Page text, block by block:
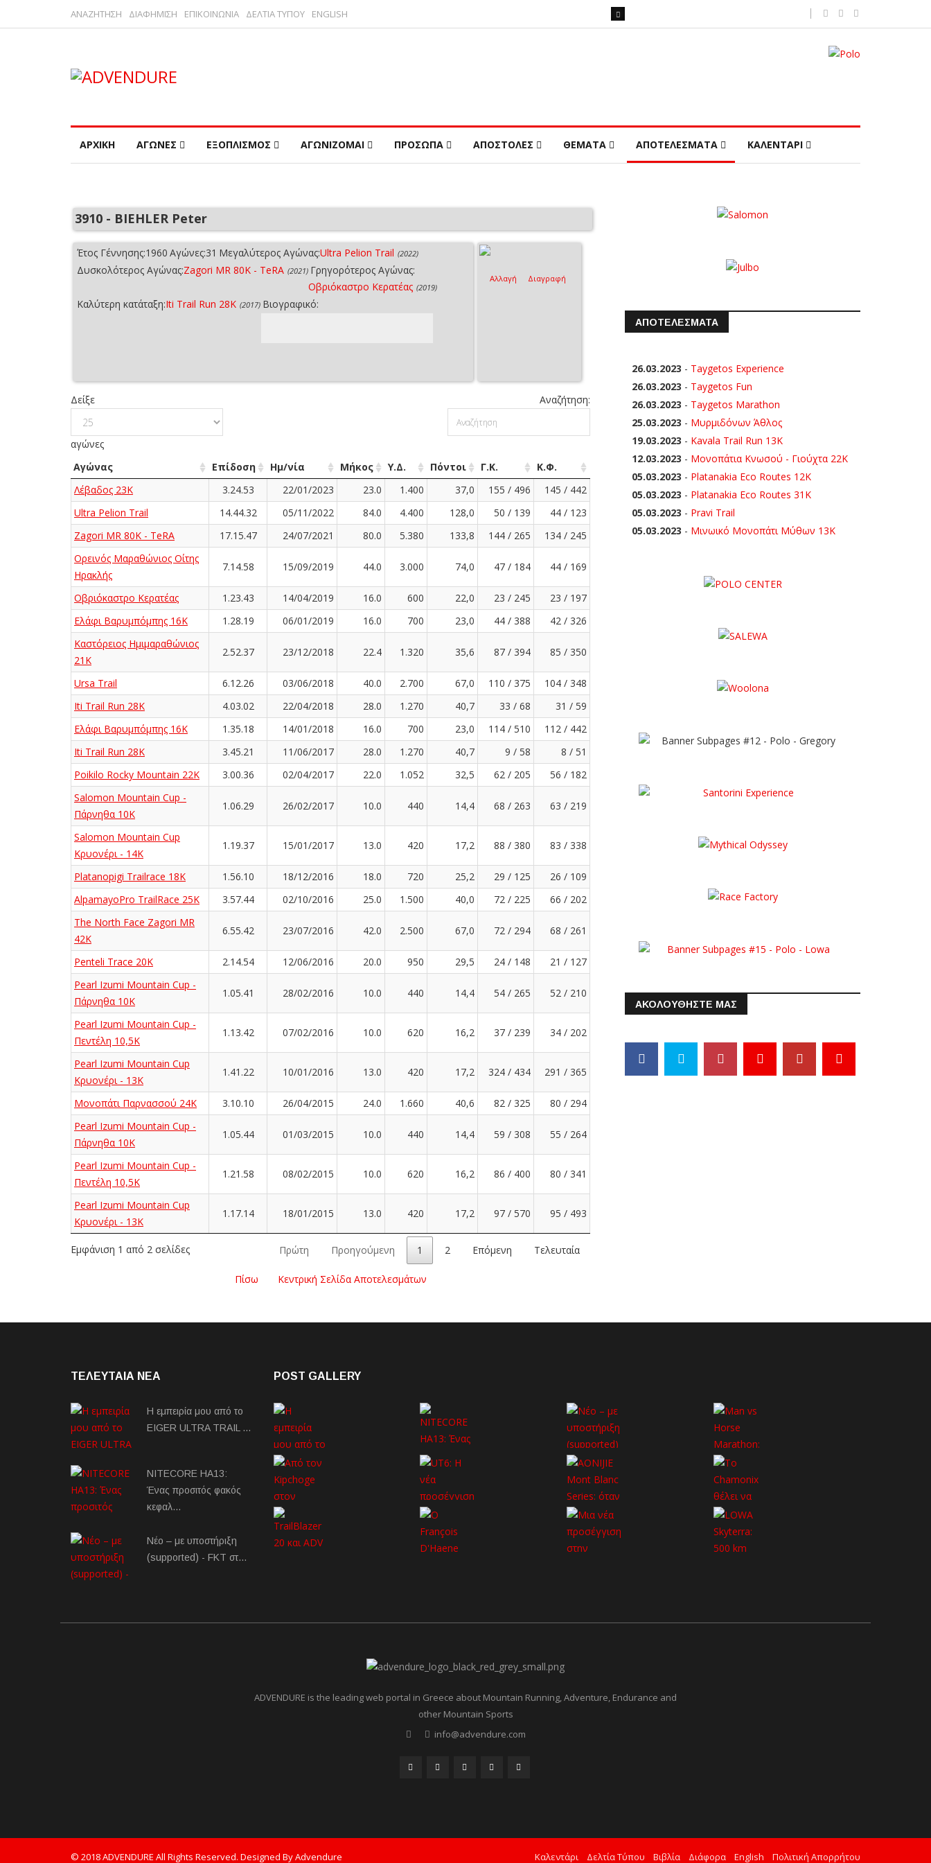
ΑΝΑΖΗΤΗΣΗ ΔΙΑΦΗΜΙΣΗ ΕΠΙΚΟΙΝΩΝΙΑ ΔΕΛΤΙΑ ΤΥΠΟΥ ENGLISH
ΑΡΧΙΚΗ ΑΓΩΝΕΣ ΕΞΟΠΛΙΣΜΟΣ ΑΓΩΝΙΖΟΜΑΙ ΠΡΟΣΩΠΑ ΑΠΟΣΤΟΛΕΣ ΘΕΜΑΤΑ ΑΠΟΤΕΛΕΣΜΑΤΑ ΚΑΛΕΝΤΑΡΙ
3910 - BIEHLER Peter
Έτος Γέννησης:1960 Αγώνες:31 Μεγαλύτερος Αγώνας:Ultra Pelion Trail (2022)
Δυσκολότερος Αγώνας:Zagori MR 80K - TeRA (2021) Γρηγορότερος Αγώνας:
Οβριόκαστρο Κερατέας (2019)
Καλύτερη κατάταξη:Iti Trail Run 28K (2017) Βιογραφικό:
Αλλαγή Διαγραφή
Δείξε
αγώνες
Αναζήτηση:
Αγώνας Επίδοση Ημ/νία Μήκος Υ.Δ. Πόντοι Γ.Κ.
Κ.Φ.
Λέβαδος 23Κ
3.24.53 22/01/2023 23.0 1.400 37,0 155 / 496
145 / 442
Ultra Pelion Trail
14.44.32 05/11/2022 84.0 4.400 128,0 50 / 139
44 / 123
Zagori MR 80K - TeRA
17.15.47 24/07/2021 80.0 5.380 133,8 144 / 265
134 / 245
Ορεινός Μαραθώνιος Οίτης
Ηρακλής
7.14.58 15/09/2019 44.0 3.000 74,0 47 / 184 44 / 169
Οβριόκαστρο Κερατέας 1.23.43 14/04/2019 16.0 600 22,0 23 / 245
23 / 197
Ελάφι Βαρυμπόμπης 16K
1.28.19 06/01/2019 16.0 700 23,0 44 / 388
42 / 326
Καστόρειος Ημιμαραθώνιος
21Κ
2.52.37 23/12/2018 22.4 1.320 35,6 87 / 394 85 / 350
Ursa Trail 6.12.26 03/06/2018 40.0 2.700 67,0 110 / 375
104 / 348
Iti Trail Run 28K
4.03.02 22/04/2018 28.0 1.270 40,7 33 / 68
31 / 59
Ελάφι Βαρυμπόμπης 16K
1.35.18 14/01/2018 16.0 700 23,0 114 / 510
112 / 442
Iti Trail Run 28K
3.45.21 11/06/2017 28.0 1.270 40,7 9 / 58
8 / 51
Poikilo Rocky Mountain 22K
3.00.36 02/04/2017 22.0 1.052 32,5 62 / 205
56 / 182
Salomon Mountain Cup -
Πάρνηθα 10Κ
1.06.29 26/02/2017 10.0 440 14,4 68 / 263 63 / 219
Salomon Mountain Cup
Κρυονέρι - 14K
1.19.37 15/01/2017 13.0 420 17,2 88 / 380 83 / 338
Platanopigi Trailrace 18K 1.56.10 18/12/2016 18.0 720 25,2 29 / 125
26 / 109
AlpamayoPro TrailRace 25K
3.57.44 02/10/2016 25.0 1.500 40,0 72 / 225
66 / 202
The North Face Zagori MR
42K
6.55.42 23/07/2016 42.0 2.500 67,0 72 / 294 68 / 261
Penteli Trace 20K 2.14.54 12/06/2016 20.0 950 29,5 24 / 148
21 / 127
Pearl Izumi Mountain Cup -
Πάρνηθα 10Κ
1.05.41 28/02/2016 10.0 440 14,4 54 / 265 52 / 210
Pearl Izumi Mountain Cup -
Πεντέλη 10,5Κ
1.13.42 07/02/2016 10.0 620 16,2 37 / 239 34 / 202
Pearl Izumi Mountain Cup
Κρυονέρι - 13K
1.41.22 10/01/2016 13.0 420 17,2 324 / 434 291 / 365
Μονοπάτι Παρνασσού 24K 3.10.10 26/04/2015 24.0 1.660 40,6 82 / 325
80 / 294
Pearl Izumi Mountain Cup -
Πάρνηθα 10Κ
1.05.44 01/03/2015 10.0 440 14,4 59 / 308 55 / 264
Pearl Izumi Mountain Cup -
Πεντέλη 10,5Κ
1.21.58 08/02/2015 10.0 620 16,2 86 / 400 80 / 341
Pearl Izumi Mountain Cup
Κρυονέρι - 13K
1.17.14 18/01/2015 13.0 420 17,2 97 / 570 95 / 493
Εμφάνιση 1 από 2 σελίδες Πρώτη Προηγούμενη 1 2 Επόμενη Τελευταία
Πίσω Κεντρική Σελίδα Αποτελεσμάτων
ΑΠΟΤΕΛΕΣΜΑΤΑ
26.03.2023 - Taygetos Experience
26.03.2023 - Taygetos Fun
26.03.2023 - Taygetos Marathon
25.03.2023 - Μυρμιδόνων Άθλος
19.03.2023 - Kavala Trail Run 13K
12.03.2023 - Μονοπάτια Κνωσού - Γιούχτα 22Κ
05.03.2023 - Platanakia Eco Routes 12K
05.03.2023 - Platanakia Eco Routes 31K
05.03.2023 - Pravi Trail
05.03.2023 - Μινωικό Μονοπάτι Μύθων 13Κ
ΑΚΟΛΟΥΘΗΣΤΕ ΜΑΣ
ΤΕΛΕΥΤΑΙΑ NEA
Η εμπειρία μου από το
EIGER ULTRA TRAIL …
NITECORE HA13:
Ένας προσιτός φακός
κεφαλ…
Νέο – με υποστήριξη
(supported) - FKT στ…
POST GALLERY
ADVENDURE is the leading web portal in Greece about Mountain Running, Adventure, Endurance and
other Mountain Sports
info@advendure.com
© 2018 ADVENDURE All Rights Reserved. Designed By Advendure Καλεντάρι Δελτία Τύπου Βιβλία Διάφορα English Πολιτική Απορρήτου